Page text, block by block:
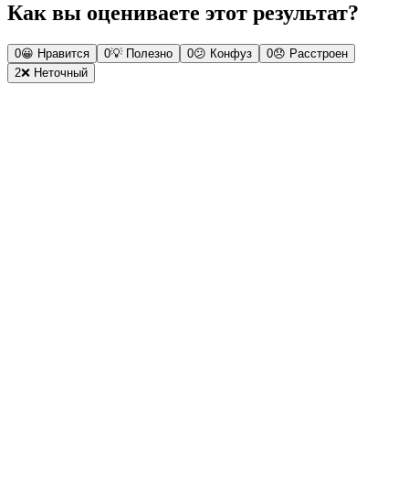
Как вы оцениваете этот результат?
0😀 Нравится 0💡 Полезно 0😕 Конфуз 0😞 Расстроен
2❌ Неточный